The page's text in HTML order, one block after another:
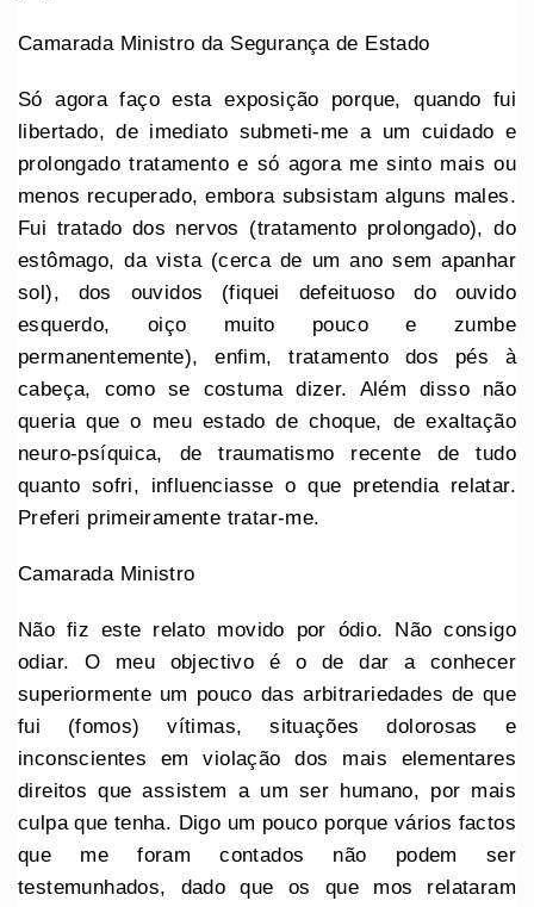
Camarada Ministro da Segurança de Estado
Só agora faço esta exposição porque, quando fui
libertado, de imediato submeti-me a um cuidado e
prolongado tratamento e só agora me sinto mais ou
menos recuperado, embora subsistam alguns males.
Fui tratado dos nervos (tratamento prolongado), do
estômago, da vista (cerca de um ano sem apanhar
sol), dos ouvidos (fiquei defeituoso do ouvido
esquerdo, oiço muito pouco e zumbe
permanentemente), enfim, tratamento dos pés à
cabeça, como se costuma dizer. Além disso não
queria que o meu estado de choque, de exaltação
neuro-psíquica, de traumatismo recente de tudo
quanto sofri, influenciasse o que pretendia relatar.
Preferi primeiramente tratar-me.
Camarada Ministro
Não fiz este relato movido por ódio. Não consigo
odiar. O meu objectivo é o de dar a conhecer
superiormente um pouco das arbitrariedades de que
fui (fomos) vítimas, situações dolorosas e
inconscientes em violação dos mais elementares
direitos que assistem a um ser humano, por mais
culpa que tenha. Digo um pouco porque vários factos
que me foram contados não podem ser
testemunhados, dado que os que mos relataram